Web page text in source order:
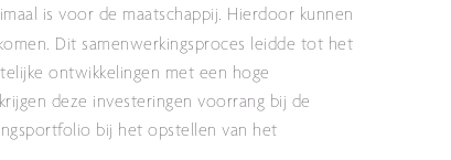
is voor de maatschappij. Hierdoor kunnen
Dit samenwerkingsproces leidde tot het
ontwikkelingen met een hoge
deze investeringen voorrang bij de
bij het opstellen van het